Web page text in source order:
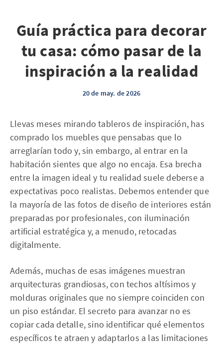
Guía práctica para decorar
tu casa: cómo pasar de la
inspiración a la realidad
20 de may. de 2026
Llevas meses mirando tableros de inspiración, has
comprado los muebles que pensabas que lo
arreglarían todo y, sin embargo, al entrar en la
habitación sientes que algo no encaja. Esa brecha
entre la imagen ideal y tu realidad suele deberse a
expectativas poco realistas. Debemos entender que
la mayoría de las fotos de diseño de interiores están
preparadas por profesionales, con iluminación
artificial estratégica y, a menudo, retocadas
digitalmente.
Además, muchas de esas imágenes muestran
arquitecturas grandiosas, con techos altísimos y
molduras originales que no siempre coinciden con
un piso estándar. El secreto para avanzar no es
copiar cada detalle, sino identificar qué elementos
específicos te atraen y adaptarlos a las limitaciones